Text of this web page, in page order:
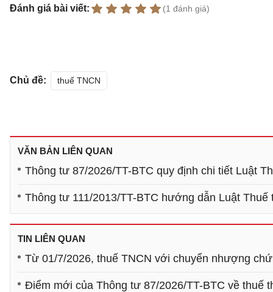
Đánh giá bài viết: (1 đánh giá)
Chủ đề: thuế TNCN
VĂN BẢN LIÊN QUAN
Thông tư 87/2026/TT-BTC quy định chi tiết Luật
Thông tư 111/2013/TT-BTC hướng dẫn Luật Thuế
TIN LIÊN QUAN
Từ 01/7/2026, thuế TNCN với chuyển nhượng
Điểm mới của Thông tư 87/2026/TT-BTC về thuế